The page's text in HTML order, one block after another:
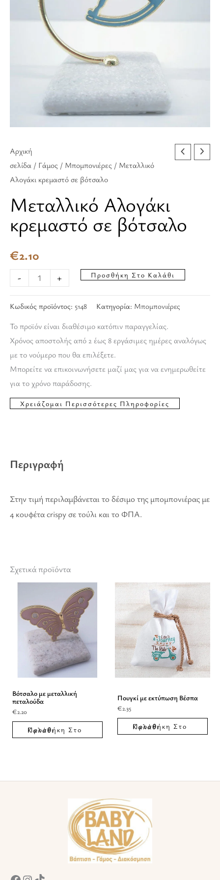
Αρχική
σελίδα / Γάμος / Μπομπονιέρες / Μεταλλικό
Αλογάκι κρεμαστό σε βότσαλο
Μεταλλικό Αλογάκι
κρεμαστό σε βότσαλο
€2.10
-
ποσότητα
+ Προσθήκη Στο Καλάθι
Κωδικός προϊόντος: 5148 Κατηγορία: Μπομπονιέρες
Το προϊόν είναι διαθέσιμο κατόπιν παραγγελίας.
Χρόνος αποστολής από 2 έως 8 εργάσιμες ημέρες αναλόγως
με το νούμερο που θα επιλέξετε.
Μπορείτε να επικοινωνήσετε μαζί μας για να ενημερωθείτε
για το χρόνο παράδοσης.
Περιγραφή
Στην τιμή περιλαμβάνεται το δέσιμο της μπομπονιέρας με
4 κουφέτα crispy σε τούλι και το ΦΠΑ.
Σχετικά προϊόντα
Βότσαλο με μεταλλική
πεταλούδα
€2.20
Προσθήκη Στο Καλάθι
Πουγκί με εκτύπωση Βέσπα
€2.35
Προσθήκη Στο Καλάθι